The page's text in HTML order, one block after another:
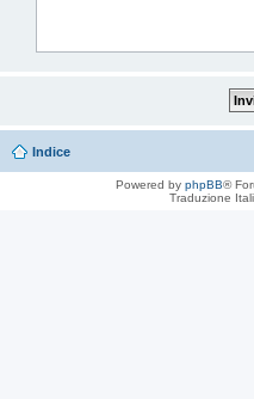
Indice
Powered by phpBB®
Traduzione